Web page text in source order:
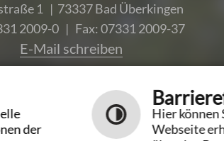
1 | 73337 Bad Überkingen
2009-0 | Fax: 07331 2009-37
E-Mail schreiben
Sprache Gebärdensprache
der
Hier können
Webseite